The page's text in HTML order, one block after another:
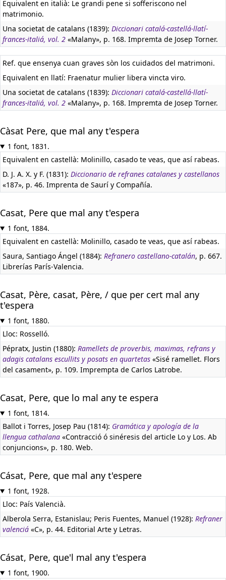
Equivalent en italià: Le grandi pene si sofferiscono nel
matrimonio.
Una societat de catalans (1839): Diccionari catalá-castellá-llatí-
frances-italiá, vol. 2 «Malany», p. 168. Impremta de Josep Torner.
Ref. que ensenya cuan graves sòn los cuidados del matrimoni.
Equivalent en llatí: Fraenatur mulier libera vincta viro.
Una societat de catalans (1839): Diccionari catalá-castellá-llatí-
frances-italiá, vol. 2 «Malany», p. 168. Impremta de Josep Torner.
Càsat Pere, que mal any t'espera
1 font, 1831.
Equivalent en castellà: Molinillo, casado te veas, que así rabeas.
D. J. A. X. y F. (1831): Diccionario de refranes catalanes y castellanos
«187», p. 46. Imprenta de Saurí y Compañía.
Casat, Pere que mal any t'espera
1 font, 1884.
Equivalent en castellà: Molinillo, casado te veas, que así rabeas.
Saura, Santiago Ángel (1884): Refranero castellano-catalán, p. 667.
Librerías París-Valencia.
Casat, Père, casat, Père, / que per cert mal any
t'espera
1 font, 1880.
Lloc: Rosselló.
Pépratx, Justin (1880): Ramellets de proverbis, maximas, refrans y
adagis catalans escullits y posats en quartetas «Sisé ramellet. Flors
del casament», p. 109. Imprempta de Carlos Latrobe.
Casat, Pere, que lo mal any te espera
1 font, 1814.
Ballot i Torres, Josep Pau (1814): Gramática y apología de la
llengua cathalana «Contracció ó sinéresis del article Lo y Los. Ab
conjuncions», p. 180. Web.
Cásat, Pere, que mal any t'espere
1 font, 1928.
Lloc: País Valencià.
Alberola Serra, Estanislau; Peris Fuentes, Manuel (1928): Refraner
valenciá «C», p. 44. Editorial Arte y Letras.
Cásat, Pere, que'l mal any t'espera
1 font, 1900.